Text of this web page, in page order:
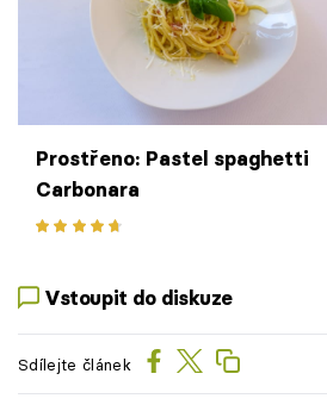
Prostřeno: Pastel spaghetti
Carbonara
Vstoupit do diskuze
Sdílejte článek